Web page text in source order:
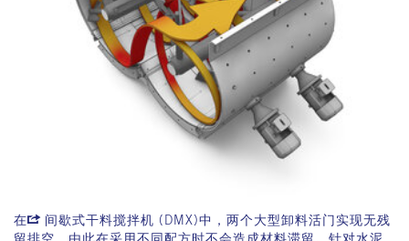
在 间歇式干料搅拌机 (DMX)中，两个大型卸料活门实现无残
留排空，由此在采用不同配方时不会造成材料滞留。针对水泥